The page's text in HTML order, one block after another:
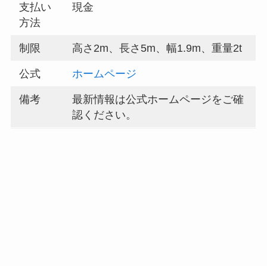
支払い
方法
現金
制限 高さ2m、長さ5m、幅1.9m、重量2t
公式 ホームページ
備考
最新情報は公式ホームページをご確
認ください。